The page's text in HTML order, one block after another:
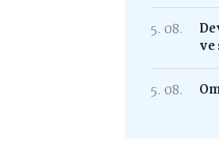
5. 08.
ve
5. 08.